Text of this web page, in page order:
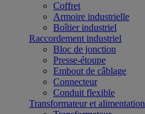
Coffret
Armoire industrielle
Boîtier industriel
Raccordement industriel
Bloc de jonction
Presse-étoupe
Embout de câblage
Connecteur
Conduit flexible
Transformateur et alimentation